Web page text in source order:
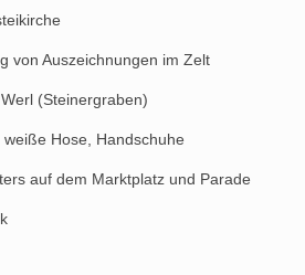
im Zelt
Handschuhe
Marktplatz und Parade